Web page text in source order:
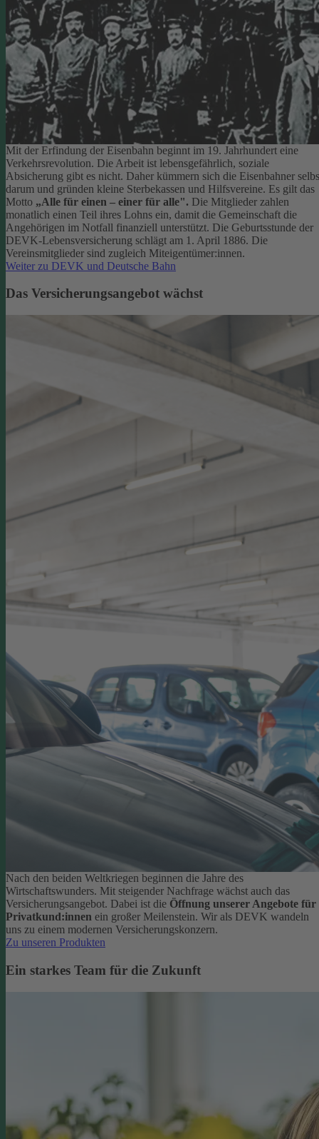
Mit der Erfindung der Eisenbahn beginnt im 19. Jahrhundert eine
Verkehrsrevolution. Die Arbeit ist lebensgefährlich, soziale
Absicherung gibt es nicht. Daher kümmern sich die Eisenbahner
darum und gründen kleine Sterbekassen und Hilfsvereine. Es gilt das
Motto „Alle für einen – einer für alle". Die Mitglieder zahlen
monatlich einen Teil ihres Lohns ein, damit die Gemeinschaft die
Angehörigen im Notfall finanziell unterstützt. Die Geburtsstunde der
DEVK-Lebensversicherung schlägt am 1. April 1886. Die
Vereinsmitglieder sind zugleich Miteigentümer:innen.
Weiter zu DEVK und Deutsche Bahn
Das Versicherungsangebot wächst
Nach den beiden Weltkriegen beginnen die Jahre des
Wirtschaftswunders. Mit steigender Nachfrage wächst auch das
Versicherungsangebot. Dabei ist die Öffnung unserer Angebote für
Privatkund:innen ein großer Meilenstein. Wir als DEVK wandeln
uns zu einem modernen Versicherungskonzern.
Zu unseren Produkten
Ein starkes Team für die Zukunft